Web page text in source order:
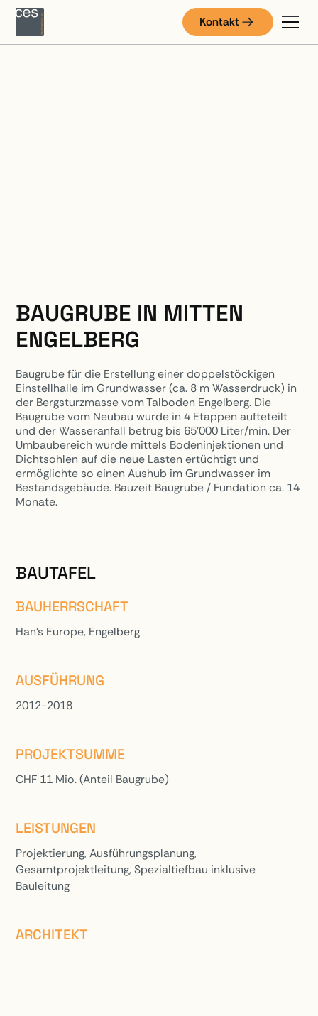
Kontakt
BAUGRUBE IN MITTEN
ENGELBERG
Baugrube für die Erstellung einer doppelstöckigen
Einstellhalle im Grundwasser (ca. 8 m Wasserdruck) in
der Bergsturzmasse vom Talboden Engelberg. Die
Baugrube vom Neubau wurde in 4 Etappen aufteteilt
und der Wasseranfall betrug bis 65'000 Liter/min. Der
Umbaubereich wurde mittels Bodeninjektionen und
Dichtsohlen auf die neue Lasten ertüchtigt und
ermöglichte so einen Aushub im Grundwasser im
Bestandsgebäude. Bauzeit Baugrube / Fundation ca. 14
Monate.
BAUTAFEL
BAUHERRSCHAFT
Han’s Europe, Engelberg
AUSFÜHRUNG
2012-2018
PROJEKTSUMME
CHF 11 Mio. (Anteil Baugrube)
LEISTUNGEN
Projektierung, Ausführungsplanung,
Gesamtprojektleitung, Spezialtiefbau inklusive
Bauleitung
ARCHITEKT